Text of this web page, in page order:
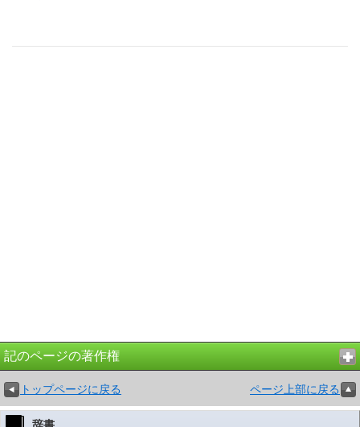
記のページの著作権
トップページに戻る ページ上部に戻る